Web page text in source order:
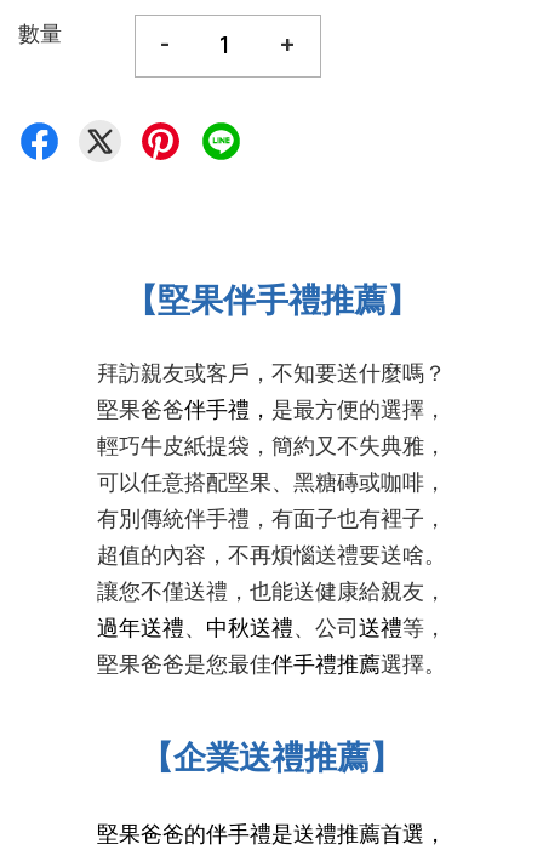
數量 - +
【堅果伴手禮推薦】
拜訪親友或客戶，不知要送什麼嗎？
堅果爸爸伴手禮， 是最方便的選擇，
輕巧牛皮紙提袋，簡約又不失典雅，
可以任意搭配堅果、黑糖磚或咖啡，
有別傳統伴手禮，有面子也有裡子，
超值的內容，不再煩惱送禮要送啥。
讓您不僅送禮，也能送健康給親友 ，
過年送禮、 中秋送禮、公司送禮等，
堅果爸爸是您最佳伴手禮推薦選擇。
【企業送禮推薦】
堅果爸爸的伴手禮是送禮推薦首選，